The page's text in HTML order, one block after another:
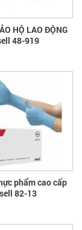
HỘ LAO ĐỘNG
48-919
phẩm cao cấp
82-13